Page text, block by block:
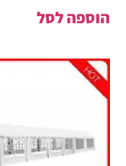
הוספה לסל